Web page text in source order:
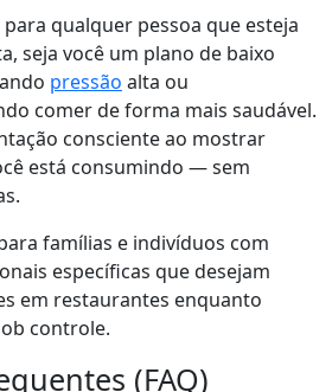
qualquer pessoa que esteja
seja você um plano de baixo
pressão alta ou
comer de forma mais saudável.
consciente ao mostrar
está consumindo — sem
famílias e indivíduos com
específicas que desejam
em restaurantes enquanto
controle.
(FAQ)